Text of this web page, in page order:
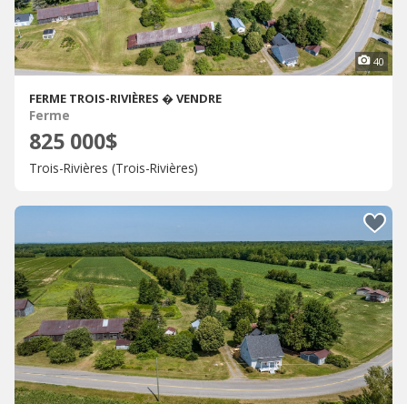
40
FERME TROIS-RIVIÈRES � VENDRE
Ferme
825 000$
Trois-Rivières (Trois-Rivières)